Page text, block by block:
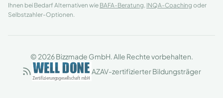
Ihnen bei Bedarf Alternativen wie BAFA-Beratung, INQA-Coaching oder
Selbstzahler-Optionen.
© 2026 Bizzmade GmbH. Alle Rechte vorbehalten.
AZAV-zertifizierter Bildungsträger